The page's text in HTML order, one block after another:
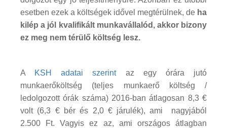
esetben ezek a költségek idővel megtérülnek, de ha
kilép a jól kvalifikált munkavállalód, akkor bizony
ez meg nem térülő költség lesz.
A KSH adatai szerintaz egy órára jutó
munkaerőköltség (teljes munkaerő költség /
ledolgozott órák száma) 2016-ban átlagosan 8,3 €
volt (6,3 € bér és 2,0 € járulék), ami nagyjából
2.500 Ft. Vagyis ez az, ami országos átlagban